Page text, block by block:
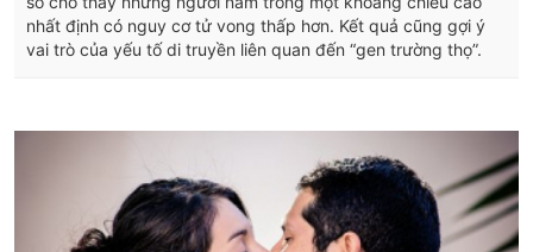
nhất định có nguy cơ tử vong thấp hơn. Kết quả cũng gợi ý
vai trò của yếu tố di truyền liên quan đến “gen trường thọ”.